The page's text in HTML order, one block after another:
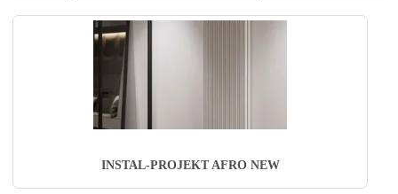
INSTAL-PROJEKT AFRO NEW